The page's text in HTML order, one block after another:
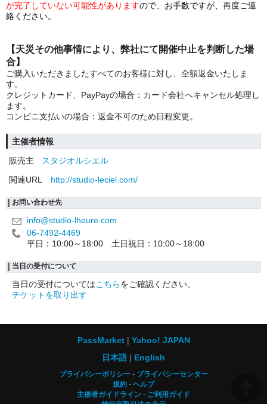
が完了していない可能性がありますので、お手数ですが、再度ご連
絡ください。
【天災その他事情により、弊社にて開催中止を判断した場
合】
ご購入いただきましたすべてのお客様に対し、全額返金いたしま
す。
クレジットカード、PayPayの場合：カード会社へキャンセル処理し
ます。
コンビニ支払いの場合：返金不可のため日程変更。
主催者情報
販売主
スタジオルシエル
関連URL
http://studio-leciel.com/
お問い合わせ先
info@studio-lheure.com
06-7492-4469
平日：10:00～18:00 土日祝日：10:00～18:00
当日の受付について
当日の受付についてはこちらをご確認ください。
チケットを取り出す
PassMarket
Yahoo! JAPAN
日本語
English
プライバシーポリシー
プライバシーセンター
規約
ヘルプ
主催者ガイドライン
ご利用ガイド